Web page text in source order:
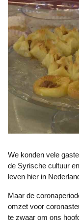
We konden vele gasten kennis laten maken met een deel van
de Syrische cultuur
leven hier in
Maar de coronaperiode trof het café hard en er was te weinig
omzet voor
te zwaar om ons